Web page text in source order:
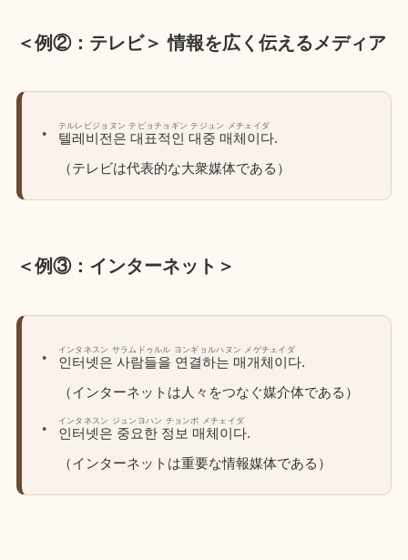
＜例②：テレビ＞ 情報を広く伝えるメディア
텔레비전은 대표적인 대중 매체이다.
テルレビジョヌン テピョチョギン テジュン メチェイダ
（テレビは代表的な大衆媒体である）
＜例③：インターネット＞
인터넷은 사람들을 연결하는 매개체이다.
インタネスン サラムドゥルル ヨンギョルハヌン メゲチェイダ
（インターネットは人々をつなぐ媒介体である）
인터넷은 중요한 정보 매체이다.
インタネスン ジュンヨハン チョンボ メチェイダ
（インターネットは重要な情報媒体である）